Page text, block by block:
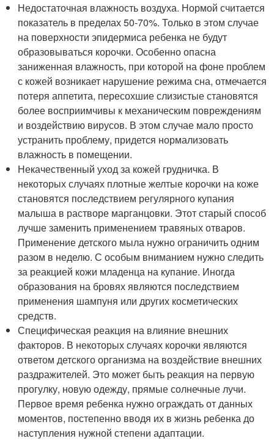
Недостаточная влажность воздуха. Нормой считается
показатель в пределах 50-70%. Только в этом случае
на поверхности эпидермиса ребенка не будут
образовываться корочки. Особенно опасна
заниженная влажность, при которой на фоне проблем
с кожей возникает нарушение режима сна, отмечается
потеря аппетита, пересохшие слизистые становятся
более восприимчивы к механическим повреждениям
и воздействию вирусов. В этом случае мало просто
устранить проблему, придется нормализовать
влажность в помещении.
Некачественный уход за кожей грудничка. В
некоторых случаях плотные желтые корочки на коже
становятся последствием регулярного купания
малыша в растворе марганцовки. Этот старый способ
лучше заменить применением травяных отваров.
Применение детского мыла нужно ограничить одним
разом в неделю. С особым вниманием нужно следить
за реакцией кожи младенца на купание. Иногда
образования на бровях являются последствием
применения шампуня или других косметических
средств.
Специфическая реакция на влияние внешних
факторов. В некоторых случаях корочки являются
ответом детского организма на воздействие внешних
раздражителей. Это может быть реакция на первую
прогулку, новую одежду, прямые солнечные лучи.
Первое время ребенка нужно ограждать от данных
моментов, постепенно вводя их в жизнь ребенка до
наступления нужной степени адаптации.